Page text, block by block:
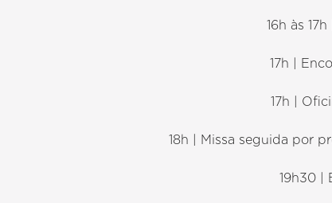
16h às
17h |
17h |
18h | Missa seguida por
19h30 |